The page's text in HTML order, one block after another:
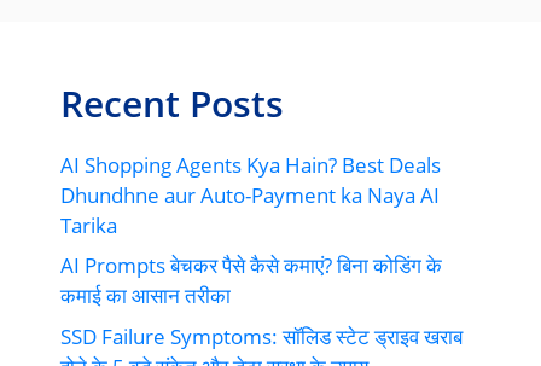
Recent Posts
AI Shopping Agents Kya Hain? Best Deals
Dhundhne aur Auto-Payment ka Naya AI
Tarika
AI Prompts बेचकर पैसे कैसे कमाएं? बिना कोडिंग के
कमाई का आसान तरीका
SSD Failure Symptoms: सॉलिड स्टेट ड्राइव खराब